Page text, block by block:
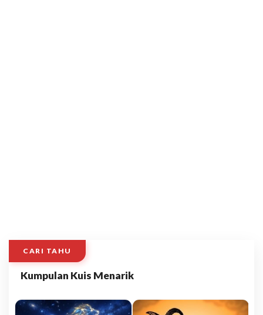
CARI TAHU
Kumpulan Kuis Menarik